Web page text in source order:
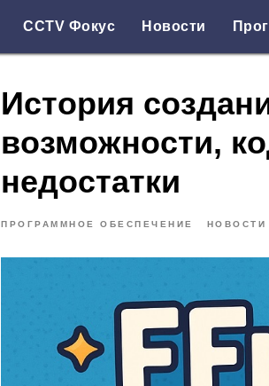
CCTV Фокус Новости
История
возможности,
недостатки
ПРОГРАММНОЕ ОБЕСПЕЧЕНИЕ